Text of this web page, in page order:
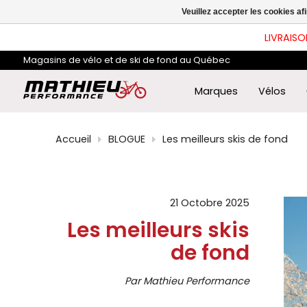
et
bas
Magasins de vélo et de ski de fond au Québec
Marques Vélos
Accueil BLOGUE Les meilleurs skis de fond
21 Octobre 2025
Les meilleurs skis
de fond
Par Mathieu Performance
Veuillez accepter les cookies